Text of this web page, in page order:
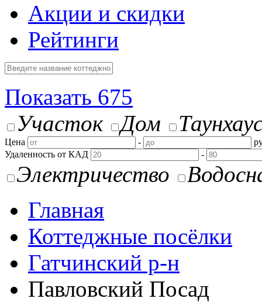
Акции и скидки
Рейтинги
Показать 675
Участок
Дом
Цена -
Удаленность от КАД
-
Электричество
Главная
Коттеджные посёлки
Гатчинский р-н
Павловский Посад